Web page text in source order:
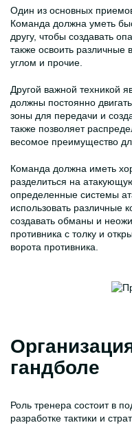
Один из основных
Команда должна уметь
другу, чтобы создавать
также освоить различные
углом и прочие.
Другой важной техникой
должны постоянно
зоны для передачи и
также позволяет
весомое преимущество
Команда должна иметь
разделиться на
определенные системы
использовать различные
создавать обманы и
противника с толку и
ворота противника.
гандболе
Роль тренера состоит в
разработке тактики и